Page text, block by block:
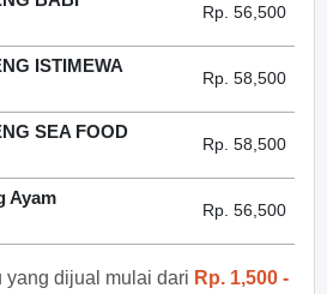
Rp. 56,500
ISTIMEWA
Rp. 58,500
SEA FOOD
Rp. 58,500
Ayam
Rp. 56,500
yang dijual mulai dari Rp. 1,500 -